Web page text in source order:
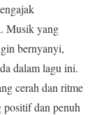
Musik yang
bernyanyi,
dalam lagu ini.
cerah dan ritme
positif dan penuh